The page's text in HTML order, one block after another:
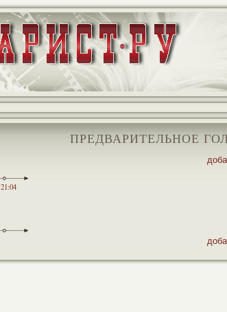
ПРЕДВАРИТЕЛЬНОЕ
21:04